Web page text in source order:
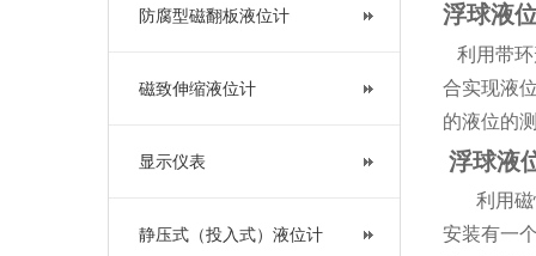
防腐型磁翻板液位计
磁致伸缩液位计
显示仪表
静压式（投入式）液位计
浮球液
利用带
合实现液
的液位的
浮球液
利用
安装有一